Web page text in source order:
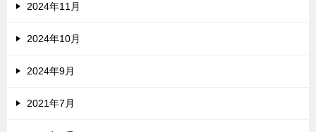
2024年11月
2024年10月
2024年9月
2021年7月